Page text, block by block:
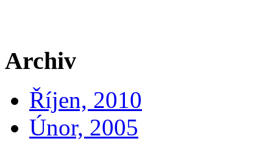
Archiv
Říjen, 2010
Únor, 2005